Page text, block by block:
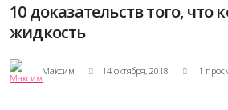
10 доказательств того, что
жидкость
Максим 14 октября, 2018 1